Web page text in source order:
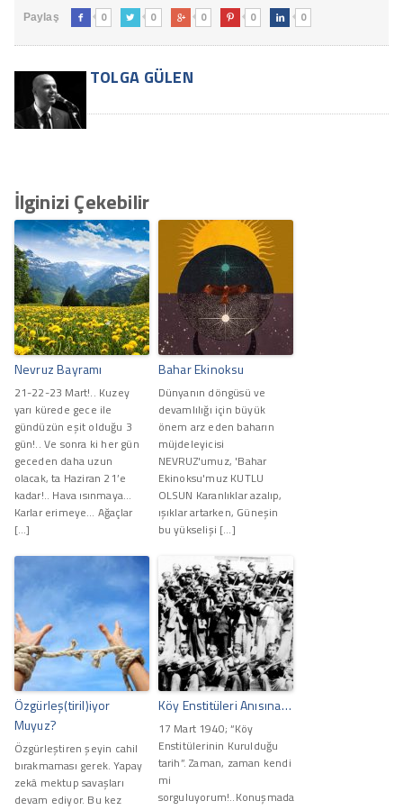
Paylaş  0  0  0  0  0
TOLGA GÜLEN
İlginizi Çekebilir
Nevruz Bayramı
21-22-23 Mart!.. Kuzey
yarı kürede gece ile
gündüzün eşit olduğu 3
gün!.. Ve sonra ki her gün
geceden daha uzun
olacak, ta Haziran 21’e
kadar!.. Hava ısınmaya…
Karlar erimeye… Ağaçlar
[…]
Bahar Ekinoksu
Dünyanın döngüsü ve
devamlılığı için büyük
önem arz eden baharın
müjdeleyicisi
NEVRUZ'umuz, 'Bahar
Ekinoksu'muz KUTLU
OLSUN Karanlıklar azalıp,
ışıklar artarken, Güneşin
bu yükselişi […]
Özgürleş(tiril)iyor
Muyuz?
Özgürleştiren şeyin cahil
bırakmaması gerek. Yapay
zekâ mektup savaşları
devam ediyor. Bu kez
Köy Enstitüleri Anısına…
17 Mart 1940; “Köy
Enstitülerinin Kurulduğu
tarih”. Zaman, zaman kendi
mi
sorguluyorum!..Konuşmada